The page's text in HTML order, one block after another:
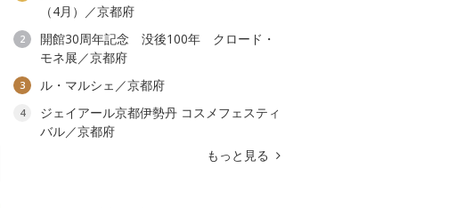
（4月）／京都府
2
開館30周年記念 没後100年 クロード・
モネ展／京都府
3 ル・マルシェ／京都府
4
ジェイアール京都伊勢丹 コスメフェスティ
バル／京都府
もっと見る